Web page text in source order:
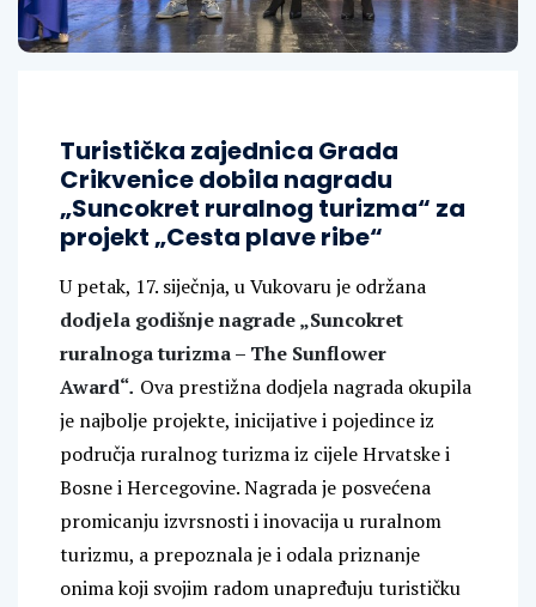
Turistička zajednica Grada
Crikvenice dobila nagradu
„Suncokret ruralnog turizma“ za
projekt „Cesta plave ribe“
U petak, 17. siječnja, u Vukovaru je održana
dodjela godišnje nagrade „Suncokret
ruralnoga turizma – The Sunflower
Award“. Ova prestižna dodjela nagrada okupila
je najbolje projekte, inicijative i pojedince iz
područja ruralnog turizma iz cijele Hrvatske i
Bosne i Hercegovine. Nagrada je posvećena
promicanju izvrsnosti i inovacija u ruralnom
turizmu, a prepoznala je i odala priznanje
onima koji svojim radom unapređuju turističku